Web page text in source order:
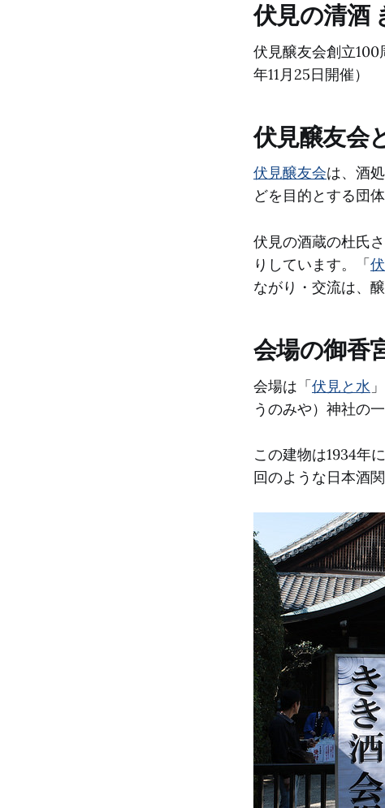
伏見の清酒
伏見醸友会創立
年11月25日開催）
伏見醸友会
伏見醸友会は、酒
どを目的とする団体
伏見の酒蔵の杜氏
りしています。「
ながり・交流は、
会場の御香
会場は「伏見と水
うのみや）神社の
この建物は1934年に
回のような日本酒